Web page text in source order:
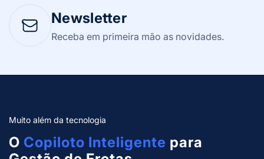
Newsletter
Receba em primeira mão as novidades.
Muito além da tecnologia
O Copiloto Inteligente para